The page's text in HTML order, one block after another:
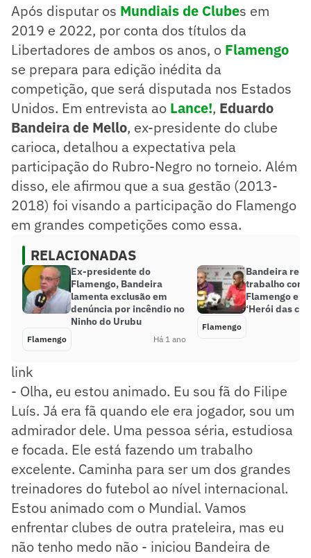
Após disputar os Mundiais de Clubes em
2019 e 2022, por conta dos títulos da
Libertadores de ambos os anos, o Flamengo
se prepara para edição inédita da
competição, que será disputada nos Estados
Unidos. Em entrevista ao Lance!, Eduardo
Bandeira de Mello, ex-presidente do clube
carioca, detalhou a expectativa pela
participação do Rubro-Negro no torneio. Além
disso, ele afirmou que a sua gestão (2013-
2018) foi visando a participação do Flamengo
em grandes competições como essa.
RELACIONADAS
Ex-presidente do
Flamengo, Bandeira
lamenta exclusão em
denúncia por incêndio no
Ninho do Urubu
Flamengo Há 1 ano
Bandeira
trabalho com
Flamengo e
‘Herói das
Flamengo
link
- Olha, eu estou animado. Eu sou fã do Filipe
Luís. Já era fã quando ele era jogador, sou um
admirador dele. Uma pessoa séria, estudiosa
e focada. Ele está fazendo um trabalho
excelente. Caminha para ser um dos grandes
treinadores do futebol ao nível internacional.
Estou animado com o Mundial. Vamos
enfrentar clubes de outra prateleira, mas eu
não tenho medo não - iniciou Bandeira de